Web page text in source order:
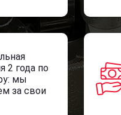
2 года по
мы
за свои